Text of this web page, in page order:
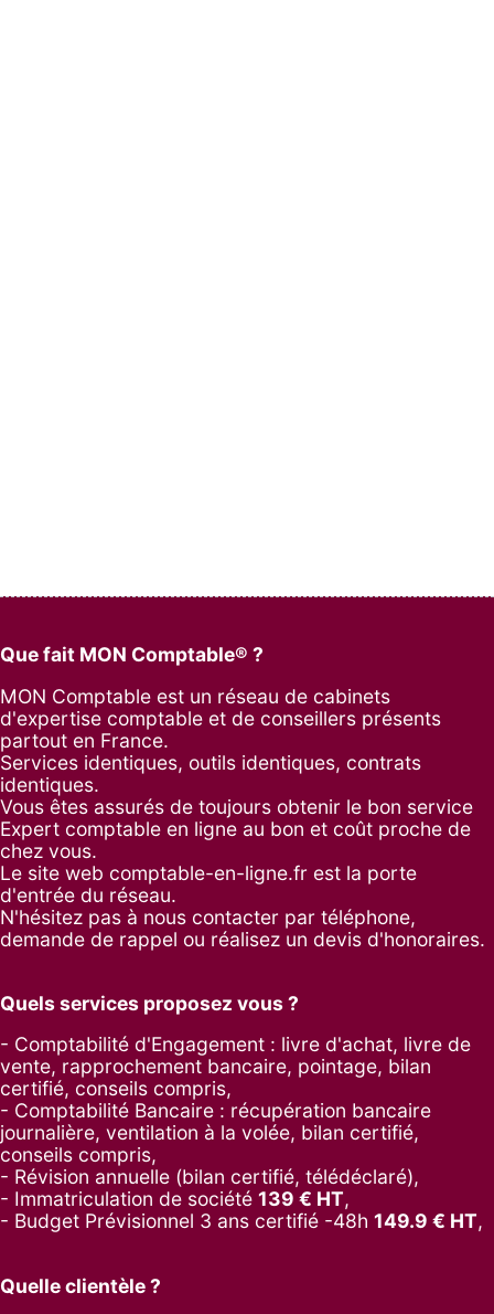
Que fait MON Comptable® ?
MON Comptable est un réseau de cabinets
d'expertise comptable et de conseillers présents
partout en France.
Services identiques, outils identiques, contrats
identiques.
Vous êtes assurés de toujours obtenir le bon service
Expert comptable en ligne au bon et coût proche de
chez vous.
Le site web comptable-en-ligne.fr est la porte
d'entrée du réseau.
N'hésitez pas à nous contacter par téléphone,
demande de rappel ou réalisez un devis d'honoraires.
Quels services proposez vous ?
- Comptabilité d'Engagement : livre d'achat, livre de
vente, rapprochement bancaire, pointage, bilan
certifié, conseils compris,
- Comptabilité Bancaire : récupération bancaire
journalière, ventilation à la volée, bilan certifié,
conseils compris,
- Révision annuelle (bilan certifié, télédéclaré),
- Immatriculation de société 139 € HT,
- Budget Prévisionnel 3 ans certifié -48h 149.9 € HT,
Quelle clientèle ?